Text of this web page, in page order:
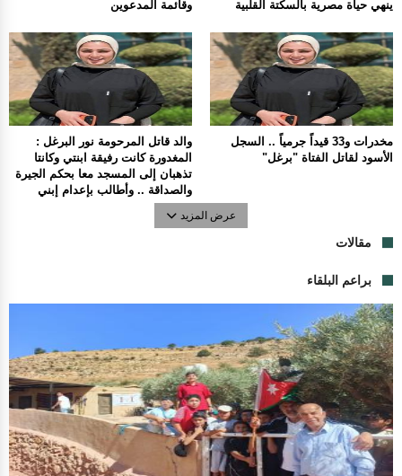
وقائمة المدعوين ينهي حياة مصرية بالسكتة القلبية
والد قاتل المرحومة نور البرغل :
المغدورة كانت رفيقة ابنتي وكانتا
تذهبان إلى المسجد معا بحكم الجيرة
والصداقة .. وأطالب بإعدام إبني
مخدرات و33 قيداً جرمياً .. السجل
الأسود لقاتل الفتاة "برغل"
عرض المزيد
مقالات
براعم البلقاء